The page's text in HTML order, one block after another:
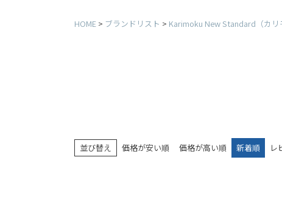
HOME ブランドリスト Karimoku New Standard（カリ
並び替え 価格が安い順 価格が高い順 新着順 レ